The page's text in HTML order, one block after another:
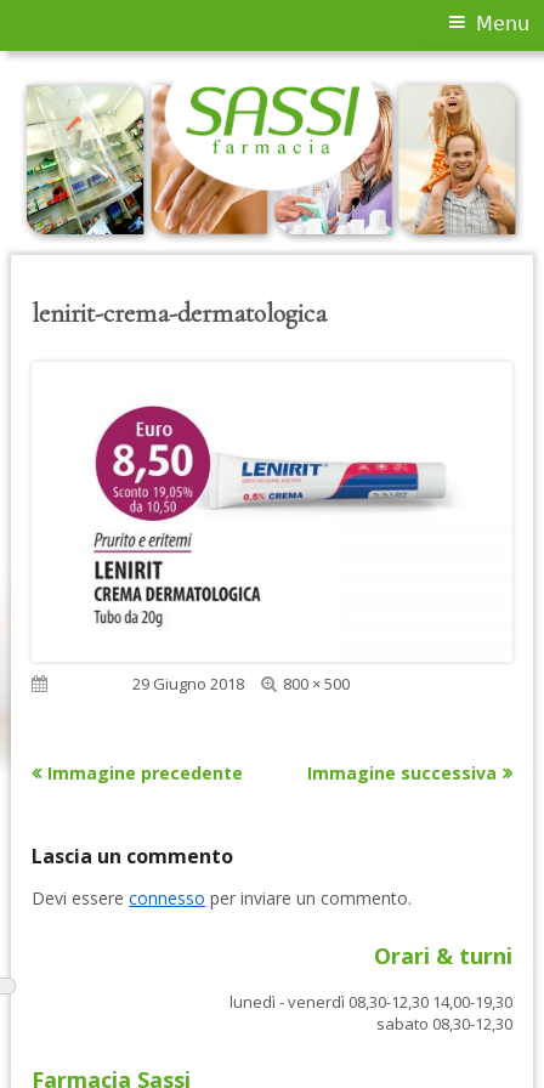
contenuto
principale
Menu
lenirit-crema-dermatologica
Pubblicato29 Giugno 2018
Dimensione
800 × 500
Immagine precedente Immagine successiva
Lascia un commento
Devi essereconnesso per inviare un commento.
Orari & turni
lunedì - venerdì 08,30-12,30 14,00-19,30
sabato 08,30-12,30
Farmacia Sassi